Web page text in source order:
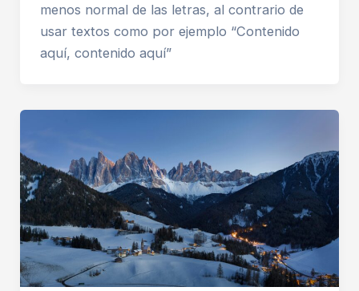
menos normal de las letras, al contrario de
usar textos como por ejemplo “Contenido
aquí, contenido aquí”